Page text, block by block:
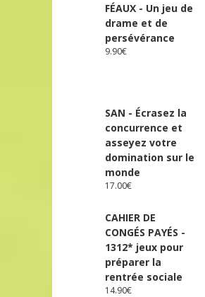
FÉAUX - Un jeu de
drame et de
persévérance
9.90€
SAN - Écrasez la
concurrence et
asseyez votre
domination sur le
monde
17.00€
CAHIER DE
CONGÉS PAYÉS -
1312* jeux pour
préparer la
rentrée sociale
14.90€